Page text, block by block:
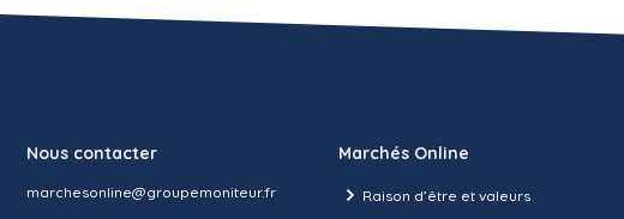
Nous contacter
marchesonline@groupemoniteur.fr
Marchés Online
Raison d’être et valeurs